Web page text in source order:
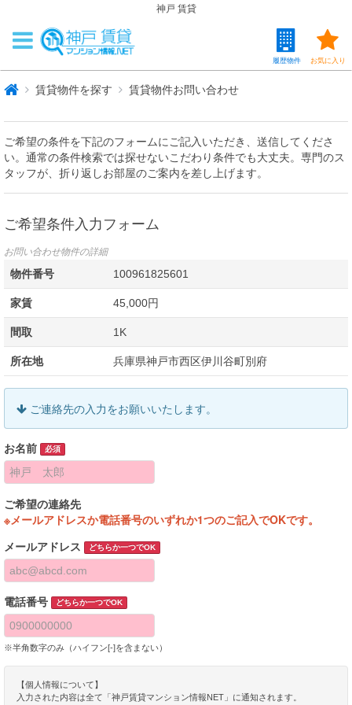
神戸 賃貸
お気に入り
履歴物件
賃貸物件を探す 賃貸物件お問い合わせ
ご希望の条件を下記のフォームにご記入いただき、送信してくださ
い。通常の条件検索では探せないこだわり条件でも大丈夫。専門のス
タッフが、折り返しお部屋のご案内を差し上げます。
ご希望条件入力フォーム
お問い合わせ物件の詳細
物件番号 100961825601
家賃 45,000円
間取 1K
所在地 兵庫県神戸市西区伊川谷町別府
ご連絡先の入力をお願いいたします。
お名前 必須
ご希望の連絡先
※メールアドレスか電話番号のいずれか1つのご記入でOKです。
メールアドレス どちらか一つでOK
電話番号 どちらか一つでOK
※半角数字のみ（ハイフン[-]を含まない）
【個人情報について】
入力された内容は全て「神戸賃貸マンション情報NET」に通知されます。